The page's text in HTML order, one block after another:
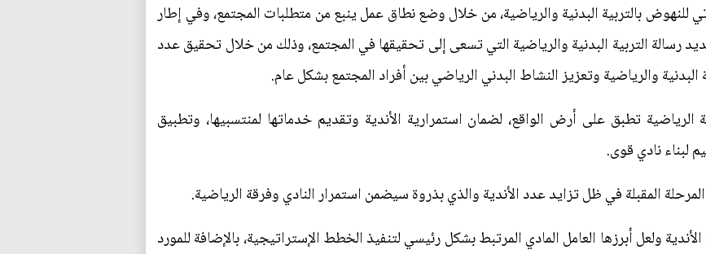
للنهوض بالتربية البدنية والرياضية، من خلال وضع نطاق عمل ينبع من متطلبات المجتمع، وفي إطار
رسالة التربية البدنية والرياضية التي تسعى إلى تحقيقها في المجتمع، وذلك من خلال تحقيق عدد
والرياضية وتعزيز النشاط البدني الرياضي بين أفراد المجتمع بشكل عام.
تطبق على أرض الواقع، لضمان استمرارية الأندية وتقديم خدماتها لمنتسبيها، وتطبيق
لبناء نادي قوى.
المقبلة في ظل تزايد عدد الأندية والذي بذروة سيضمن استمرار النادي وفرقة الرياضية.
ولعل أبرزها العامل المادي المرتبط بشكل رئيسي لتنفيذ الخطط الإستراتيجية، بالإضافة للمورد